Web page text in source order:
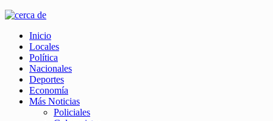
Inicio
Locales
Política
Nacionales
Deportes
Economía
Más Noticias
Policiales